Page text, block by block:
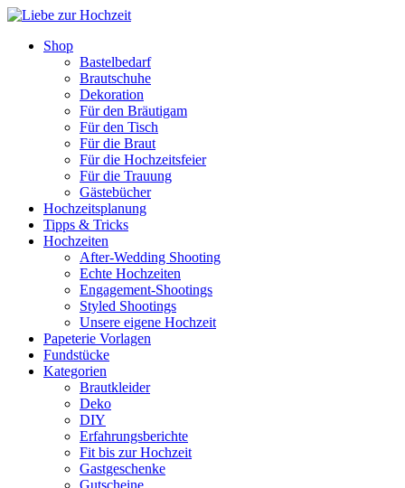
Shop
Bastelbedarf
Brautschuhe
Dekoration
Für den Bräutigam
Für den Tisch
Für die Braut
Für die Hochzeitsfeier
Für die Trauung
Gästebücher
Hochzeitsplanung
Tipps & Tricks
Hochzeiten
After-Wedding Shooting
Echte Hochzeiten
Engagement-Shootings
Styled Shootings
Unsere eigene Hochzeit
Papeterie Vorlagen
Fundstücke
Kategorien
Brautkleider
Deko
DIY
Erfahrungsberichte
Fit bis zur Hochzeit
Gastgeschenke
Gutscheine